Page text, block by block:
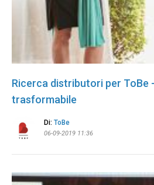
Ricerca distributori per ToBe
trasformabile
Di: ToBe
06-09-2019 11:36